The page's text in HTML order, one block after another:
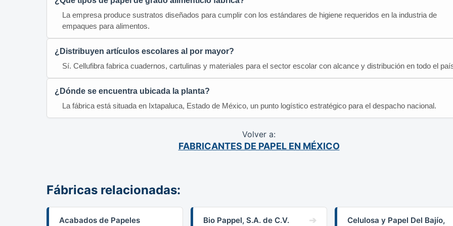
La empresa produce sustratos diseñados para cumplir con los estándares de higiene requeridos en la industria de
empaques para alimentos.
¿Distribuyen artículos escolares al por mayor?
Sí. Cellufibra fabrica cuadernos, cartulinas y materiales para el sector escolar con alcance y distribución en todo el
¿Dónde se encuentra ubicada la planta?
La fábrica está situada en Ixtapaluca, Estado de México, un punto logístico estratégico para el despacho nacional.
Volver a:
FABRICANTES DE PAPEL EN MÉXICO
Fábricas relacionadas:
Acabados de Papeles
Bio Pappel, S.A. de C.V.
Celulosa y Papel Del Bajío,